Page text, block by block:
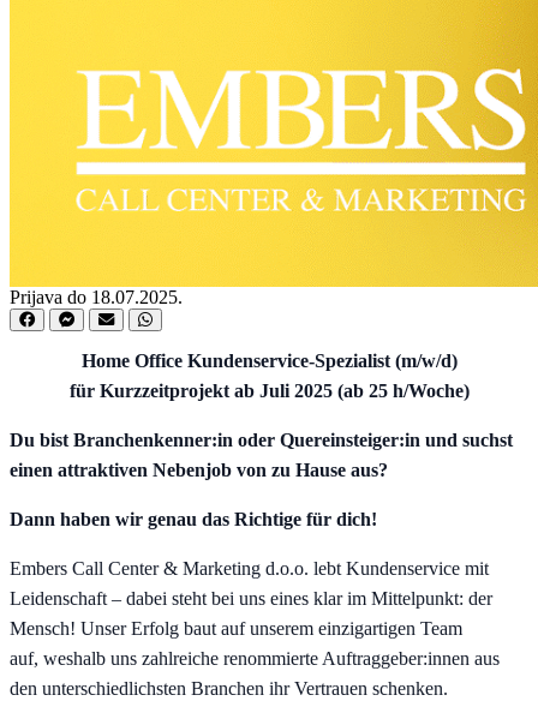
Prijava do 18.07.2025.
Home Office Kundenservice-Spezialist (m/w/d)
für Kurzzeitprojekt ab Juli 2025 (ab 25 h/Woche)
Du bist Branchenkenner:in oder Quereinsteiger:in und suchst
einen attraktiven Nebenjob von zu Hause aus?
Dann haben wir genau das Richtige für dich!
Embers Call Center & Marketing d.o.o. lebt Kundenservice mit
Leidenschaft – dabei steht bei uns eines klar im Mittelpunkt: der
Mensch! Unser Erfolg baut auf unserem einzigartigen Team
auf, weshalb uns zahlreiche renommierte Auftraggeber:innen aus
den unterschiedlichsten Branchen ihr Vertrauen schenken.